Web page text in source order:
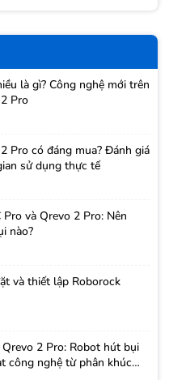
là gì? Công nghệ mới trên
Pro
Pro có đáng mua? Đánh giá
sử dụng thực tế
và Qrevo 2 Pro: Nên
nào?
và thiết lập Roborock
2 Pro: Robot hút bụi
công nghệ từ phân khúc